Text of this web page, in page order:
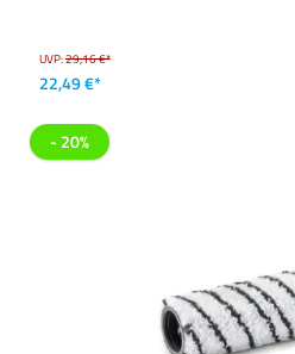
UVP:29,16 €*
22,49 €*
- 20%